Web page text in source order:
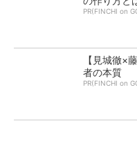
PR(FINCHI on
【見城徹×
者の本質
PR(FINCHI on